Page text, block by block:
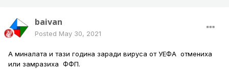
baivan
Posted May 30, 2021
А миналата и тази година заради вируса от УЕФА отмениха
или замразиха ФФП.